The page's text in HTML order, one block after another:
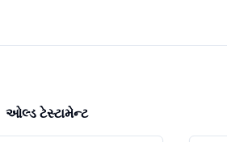
ઓલ્ડ ટેસ્ટામેન્ટ